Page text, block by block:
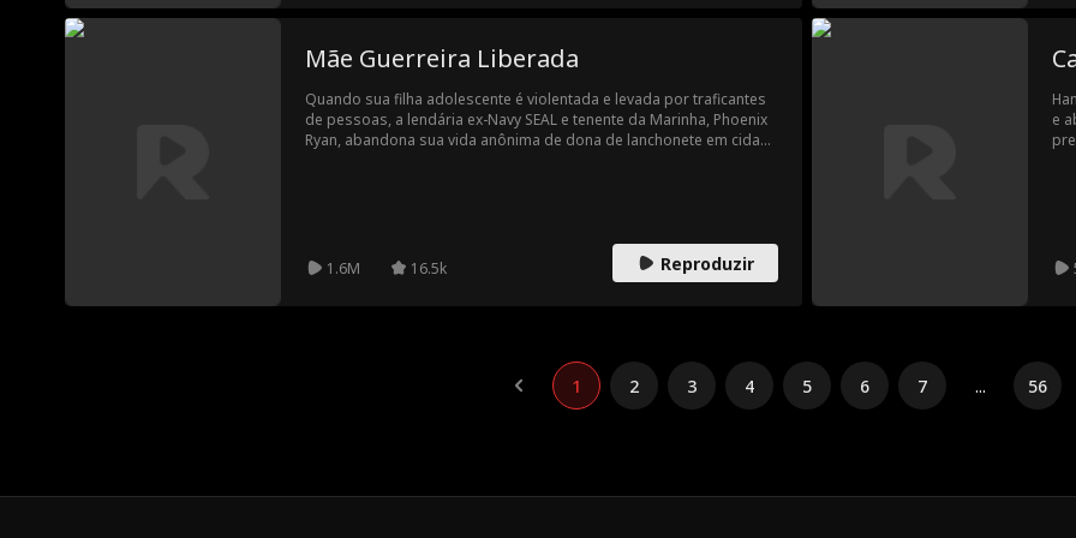
a próxima jogada de Bella vai deixá-los sem palavras?
Mãe Guerreira Liberada
Quando sua filha adolescente é violentada e levada por traficantes
de pessoas, a lendária ex-Navy SEAL e tenente da Marinha, Phoenix
Ryan, abandona sua vida anônima de dona de lanchonete em cidade
1.6M 16.5k Reproduzir
e
1 2 3 4 5 6 7 ... 56